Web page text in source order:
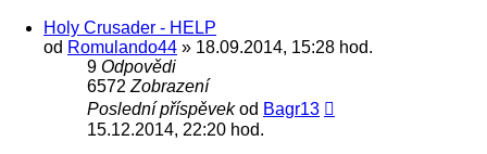
Holy Crusader - HELP
od Romulando44 » 18.09.2014, 15:28 hod.
9 Odpovědi
6572 Zobrazení
Poslední příspěvekod Bagr13
15.12.2014, 22:20 hod.